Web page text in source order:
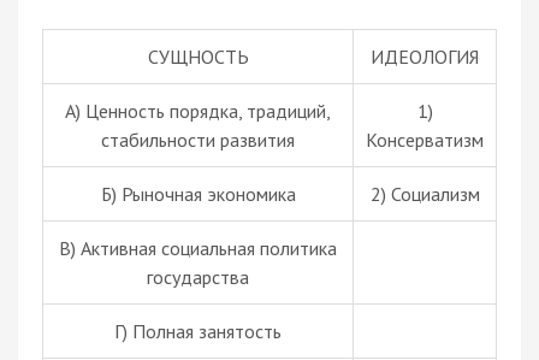
СУЩНОСТЬ ИДЕОЛОГИЯ
А) Ценность порядка, традиций,
стабильности развития
1)
Консерватизм
Б) Рыночная экономика 2) Социализм
В) Активная социальная политика
государства
Г) Полная занятость